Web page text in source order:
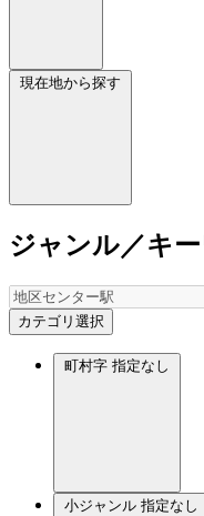
現在地から探す
ジャンル／キ
カテゴリ選択
町村字 指定なし
小ジャンル 指定なし